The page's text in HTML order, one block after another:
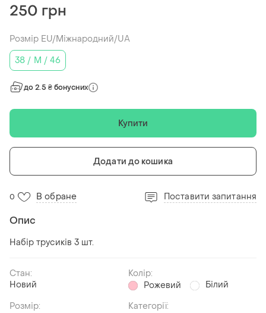
250 грн
Розмір EU/Міжнародний/UA
38 / M / 46
до 2.5 ₴ бонусних
Купити
Додати до кошика
0 В обране Поставити запитання
Опис
Набір трусиків 3 шт.
Стан:
Новий
Колір:
Рожевий
Білий
Розмір:
Категорії: